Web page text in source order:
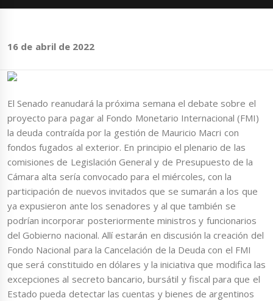
16 de abril de 2022
El Senado reanudará la próxima semana el debate sobre el
proyecto para pagar al Fondo Monetario Internacional (FMI)
la deuda contraída por la gestión de Mauricio Macri con
fondos fugados al exterior. En principio el plenario de las
comisiones de Legislación General y de Presupuesto de la
Cámara alta sería convocado para el miércoles, con la
participación de nuevos invitados que se sumarán a los que
ya expusieron ante los senadores y al que también se
podrían incorporar posteriormente ministros y funcionarios
del Gobierno nacional. Allí estarán en discusión la creación del
Fondo Nacional para la Cancelación de la Deuda con el FMI
que será constituido en dólares y la iniciativa que modifica las
excepciones al secreto bancario, bursátil y fiscal para que el
Estado pueda detectar las cuentas y bienes de argentinos